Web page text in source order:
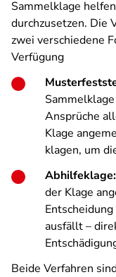
Sammelklage
durchzusetzen. Die
zwei verschiedene
Verfügung
Ansprüche
Klage
klagen, um
Abhilfeklage:
der Klage
ausfällt –
Beide Verfahren